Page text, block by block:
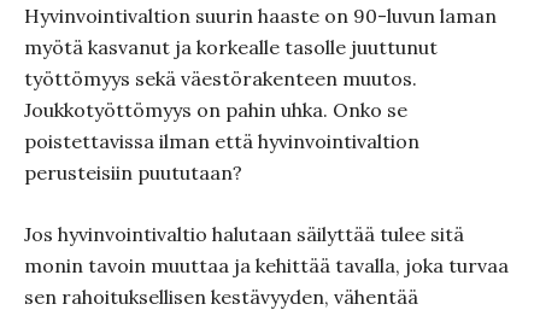
Hyvinvointivaltion suurin haaste on 90-luvun laman
myötä kasvanut ja korkealle tasolle juuttunut
työttömyys sekä väestörakenteen muutos.
Joukkotyöttömyys on pahin uhka. Onko se
poistettavissa ilman että hyvinvointivaltion
perusteisiin puututaan?
Jos hyvinvointivaltio halutaan säilyttää tulee sitä
monin tavoin muuttaa ja kehittää tavalla, joka turvaa
sen rahoituksellisen kestävyyden, vähentää